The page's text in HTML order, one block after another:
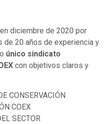
diciembre de 2020 por
de 20 años de experiencia y
único sindicato
con objetivos claros y
CONSERVACIÓN
COEX
SECTOR